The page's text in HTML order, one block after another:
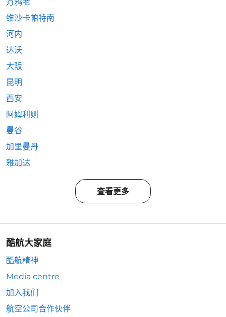
维沙卡帕特南
河内
达沃
大阪
昆明
西安
阿姆利则
曼谷
加里曼丹
雅加达
查看更多
酷航大家庭
酷航精神
Media centre
加入我们
航空公司合作伙伴